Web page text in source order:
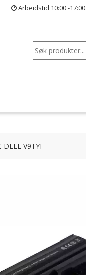
Arbeidstid 10:00 -17:00
Søk
V9TYF